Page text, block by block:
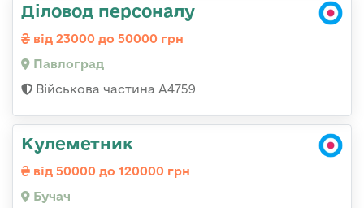
Діловод персоналу
від 23000 до 50000 грн
Павлоград
Військова частина А4759
Кулеметник
від 50000 до 120000 грн
Бучач